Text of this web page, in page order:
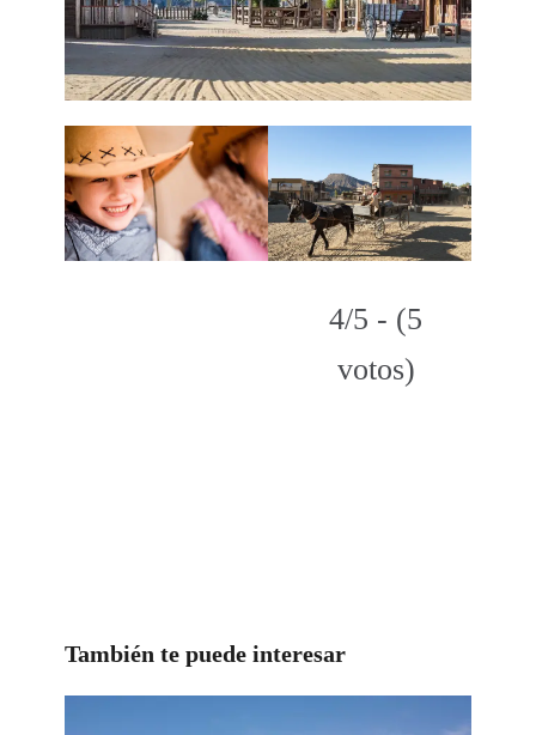
4/5 - (5
votos)
También te puede interesar